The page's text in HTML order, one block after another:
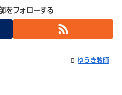
をフォローする
ゆうき牧師